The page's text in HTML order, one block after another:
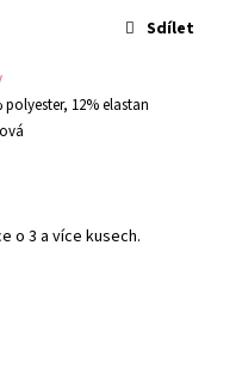
polyester, 12% elastan
Sdílet
o 3 a více kusech.